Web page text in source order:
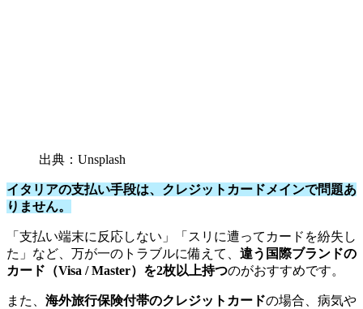
出典：Unsplash
イタリアの支払い手段は、クレジットカードメインで問題あ
りません。
「支払い端末に反応しない」「スリに遭ってカードを紛失し
た」など、万が一のトラブルに備えて、 違う国際ブランドの
カード（Visa / Master）を2枚以上持つのがおすすめです。
また、 海外旅行保険付帯のクレジットカードの場合、病気や